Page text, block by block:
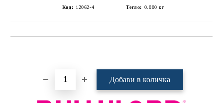
Код: 12062-4 Тегло: 0.000 кг